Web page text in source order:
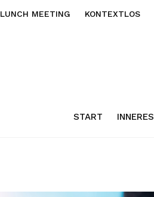
LUNCH MEETING KONTEXTLOS
START INNERES